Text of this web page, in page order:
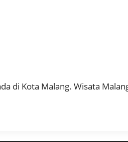
di Kota Malang. Wisata